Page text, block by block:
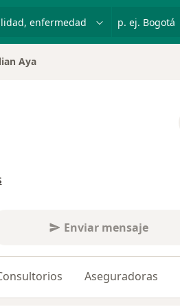
p. ej. Bogotá
de ciudad
Aya
Enviar mensaje
Aseguradoras